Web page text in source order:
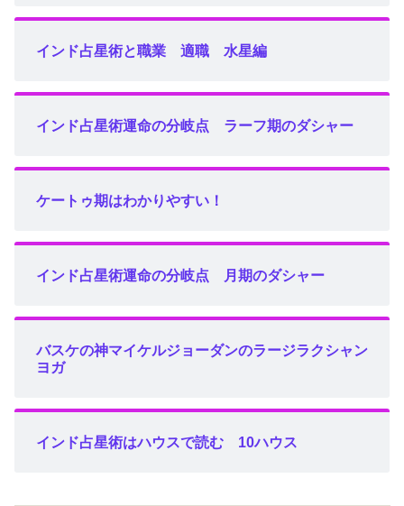
インド占星術と職業 適職 水星編
インド占星術運命の分岐点 ラーフ期のダシャー
ケートゥ期はわかりやすい！
インド占星術運命の分岐点 月期のダシャー
バスケの神マイケルジョーダンのラージラクシャン
ヨガ
インド占星術はハウスで読む 10ハウス